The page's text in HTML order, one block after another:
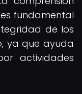
fundamental
de los
ya que ayuda
actividades